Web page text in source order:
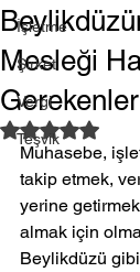
İşletme
Şirket
Vergi
Teşvik
Mesleği
Gerekenler
5 üzerinden
Muhasebe,
takip etmek,
yerine
almak için
Beylikdüzü